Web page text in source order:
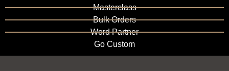
Masterclass
Bulk Orders
Word Partner
Go Custom